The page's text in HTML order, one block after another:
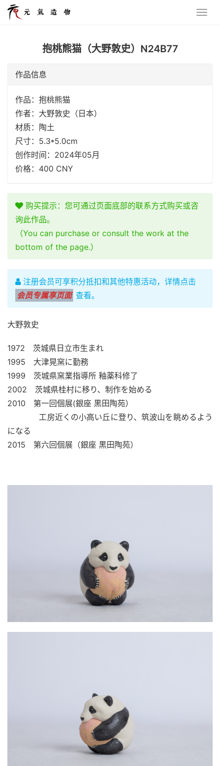
抱桃熊猫（大野敦史）N24B77
作品信息
作品：抱桃熊猫
作者：大野敦史（日本）
材质：陶土
尺寸：5.3*5.0cm
创作时间：2024年05月
价格：400 CNY
购买提示：您可通过页面底部的联系方式购买或咨
询此作品。
（You can purchase or consult the work at the
bottom of the page.）
注册会员可享积分抵扣和其他特惠活动，详情点击
会员专属享页面 查看。
大野敦史
1972　茨城県日立市生まれ
1995　大津晃窯に勤務
1999　茨城県窯業指導所 釉薬科修了
2002　茨城県桂村に移り、制作を始める
2010　第一回個展(銀座 黒田陶苑）
工房近くの小高い丘に登り、筑波山を眺めるよう
になる
2015　第六回個展（銀座 黒田陶苑）